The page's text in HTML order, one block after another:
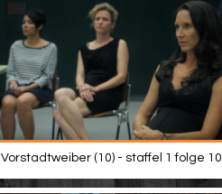
Vorstadtweiber (10) - staffel 1 folge 10